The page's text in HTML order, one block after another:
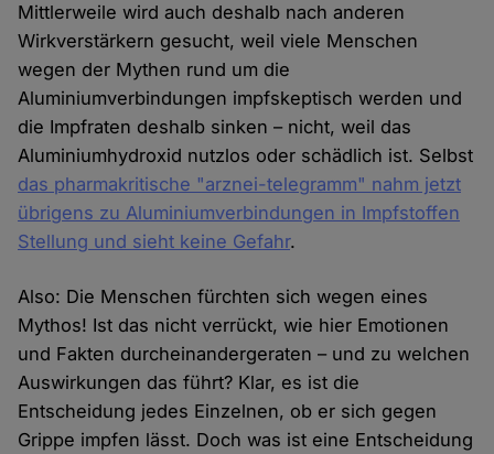
Mittlerweile wird auch deshalb nach anderen
Wirkverstärkern gesucht, weil viele Menschen
wegen der Mythen rund um die
Aluminiumverbindungen impfskeptisch werden und
die Impfraten deshalb sinken – nicht, weil das
Aluminiumhydroxid nutzlos oder schädlich ist. Selbst
das pharmakritische "arznei-telegramm" nahm jetzt
übrigens zu Aluminiumverbindungen in Impfstoffen
Stellung und sieht keine Gefahr.
Also: Die Menschen fürchten sich wegen eines
Mythos! Ist das nicht verrückt, wie hier Emotionen
und Fakten durcheinandergeraten – und zu welchen
Auswirkungen das führt? Klar, es ist die
Entscheidung jedes Einzelnen, ob er sich gegen
Grippe impfen lässt. Doch was ist eine Entscheidung